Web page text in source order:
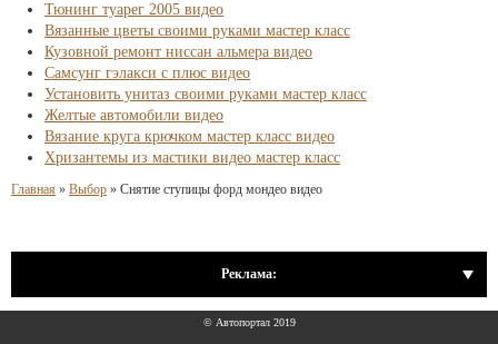
Тюнинг туарег 2005 видео
Вязанные цветы своими руками мастер класс
Кузовной ремонт ниссан альмера видео
Самсунг гэлакси с плюс видео
Установить унитаз своими руками мастер класс
Желтые автомобили видео
Вязание круга крючком мастер класс видео
Хризантемы из мастики видео мастер класс
Главная » Выбор » Снятие ступицы форд мондео видео
Реклама:
© Автопортал 2019